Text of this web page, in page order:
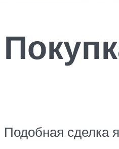
Подобная сделка